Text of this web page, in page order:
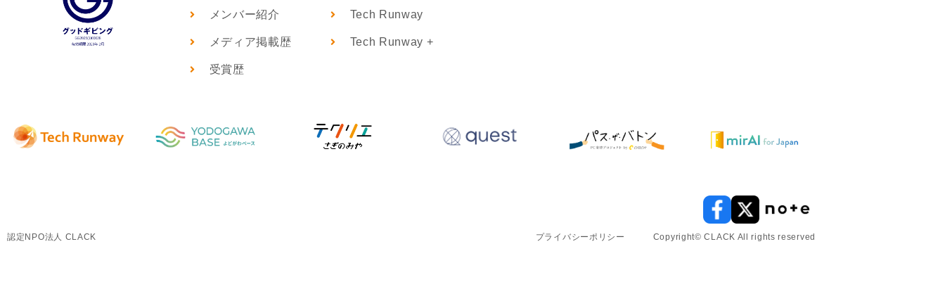
メンバー紹介
メディア掲載歴
受賞歴
Tech Runway
Tech Runway +
認定NPO法人 CLACK プライバシーポリシー Copyright© CLACK All rights reserved